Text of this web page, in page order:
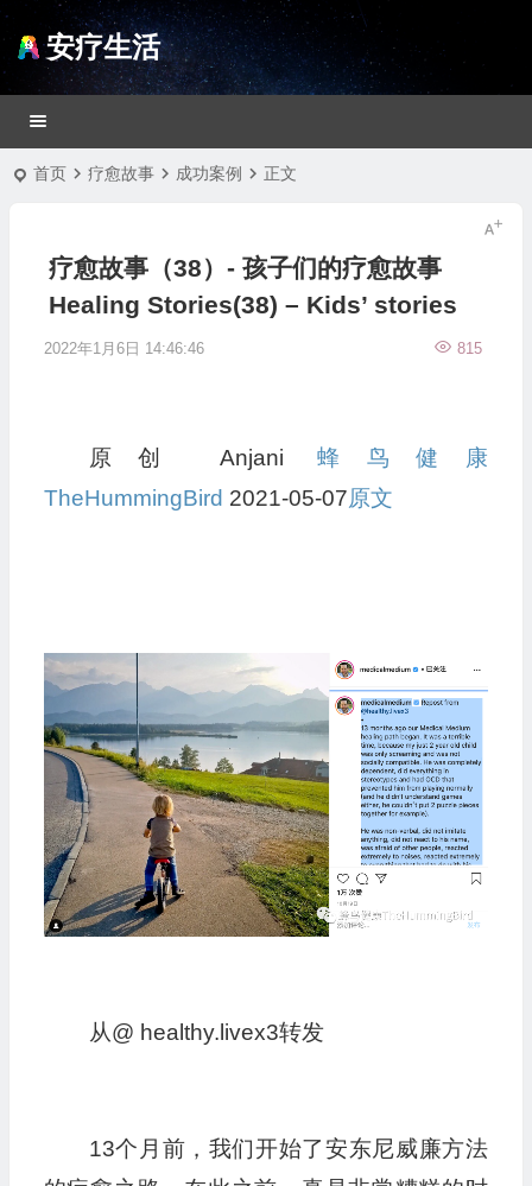
安疗生活
首页 疗愈故事 成功案例 正文
疗愈故事（38）- 孩子们的疗愈故事
Healing Stories(38) – Kids’ stories
2022年1月6日 14:46:46 815
原创 Anjani蜂鸟健康
TheHummingBird 2021-05-07原文
从@ healthy.livex3转发
13个月前，我们开始了安东尼威廉方法